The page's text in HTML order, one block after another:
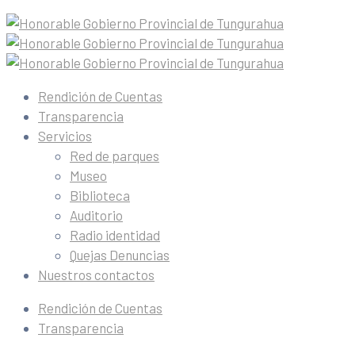
Rendición de Cuentas
Transparencia
Servicios
Red de parques
Museo
Biblioteca
Auditorio
Radio identidad
Quejas Denuncias
Nuestros contactos
Rendición de Cuentas
Transparencia